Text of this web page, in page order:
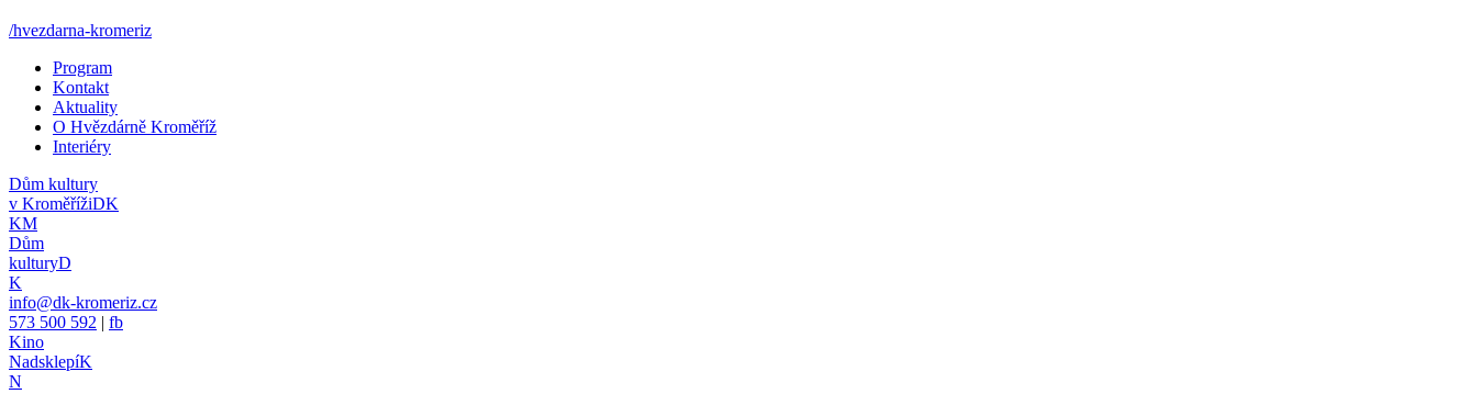
/hvezdarna-kromeriz
Program
Kontakt
Aktuality
O Hvězdárně Kroměříž
Interiéry
Dům kultury
v KroměřížiDK
KM
Dům
kulturyD
K
info@dk-kromeriz.cz
573 500 592 | fb
Kino
NadsklepíK
N